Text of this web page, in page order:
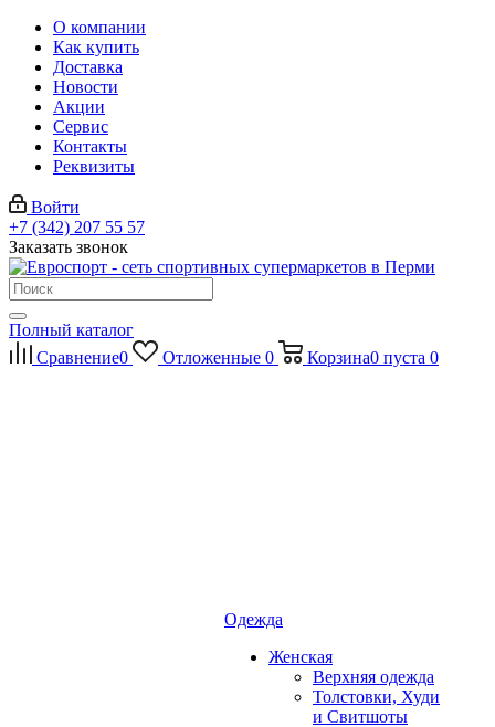
О компании
Как купить
Доставка
Новости
Акции
Сервис
Контакты
Реквизиты
Войти
+7 (342) 207 55 57
Заказать звонок
Полный каталог
Сравнение0 Отложенные 0 Корзина0 пуста 0
Одежда
Женская
Верхняя одежда
Толстовки, Худи
и Свитшоты